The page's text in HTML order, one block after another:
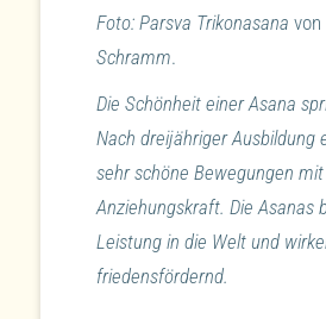
Foto: Parsva Trikonasana von
Schramm.
Die Schönheit einer Asana
Nach dreijähriger Ausbildung
sehr schöne Bewegungen mit
Anziehungskraft. Die Asanas
Leistung in die Welt und
friedensfördernd.